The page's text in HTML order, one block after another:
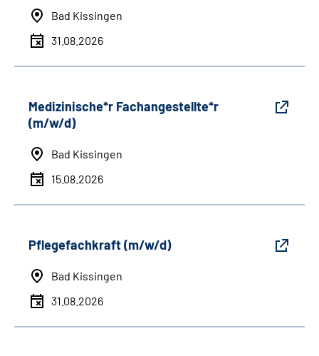
Bad Kissingen
31.08.2026
Medizinische*r Fachangestellte*r
(m/w/d)
Bad Kissingen
15.08.2026
Pflegefachkraft (m/w/d)
Bad Kissingen
31.08.2026